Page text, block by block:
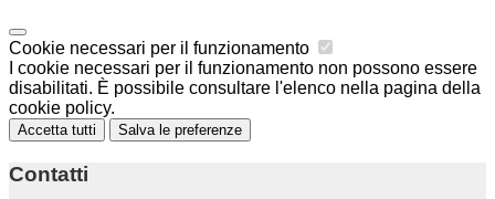
Cookie necessari per il funzionamento
I cookie necessari per il funzionamento non possono essere
disabilitati. È possibile consultare l'elenco nella pagina della
cookie policy.
Accetta tutti Salva le preferenze
Contatti